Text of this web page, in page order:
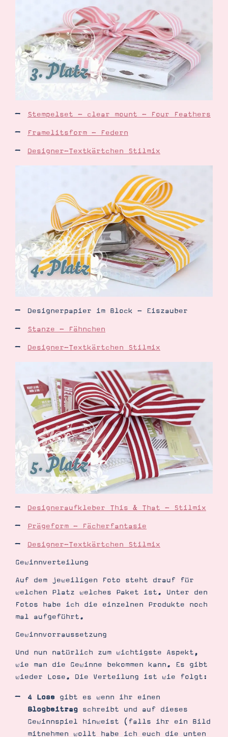
Stempelset - clear mount - Four Feathers
Framelitsform - Federn
Designer-Textkärtchen Stilmix
Designerpapier im Block - Eiszauber
Stanze - Fähnchen
Designer-Textkärtchen Stilmix
Designeraufkleber This & That - Stilmix
Prägeform - Fächerfantasie
Designer-Textkärtchen Stilmix
Gewinnverteilung
Auf dem jeweiligen Foto steht drauf für
welchen Platz welches Paket ist. Unter den
Fotos habe ich die einzelnen Produkte noch
mal aufgeführt.
Gewinnvorraussetzung
Und nun natürlich zum wichtigste Aspekt,
wie man die Gewinne bekommen kann. Es gibt
wieder Lose. Die Verteilung ist wie folgt:
4 Lose gibt es wenn ihr einen
Blogbeitrag schreibt und auf dieses
Gewinnspiel hinweist (falls ihr ein Bild
mitnehmen wollt habe ich euch die unten